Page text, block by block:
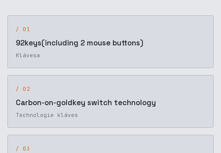
/ 01
92keys(including 2 mouse buttons)
Klávesa
/ 02
Carbon-on-goldkey switch technology
Technologie kláves
/ 03